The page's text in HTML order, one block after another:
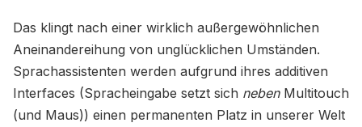
Das klingt nach einer wirklich außergewöhnlichen
Aneinandereihung von unglücklichen Umständen.
Sprachassistenten werden aufgrund ihres additiven
Interfaces (Spracheingabe setzt sich nebenMultitouch
(und Maus)) einen permanenten Platz in unserer Welt